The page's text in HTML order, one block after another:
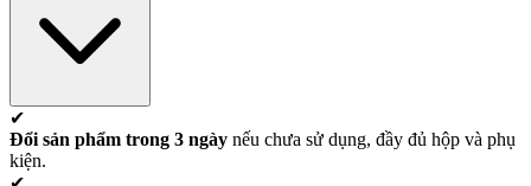
✔
Đổi sản phẩm trong 3 ngày nếu chưa sử dụng, đầy đủ hộp và phụ
kiện.